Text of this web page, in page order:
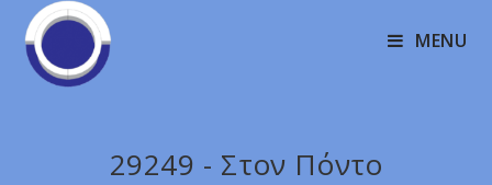
MENU
29249 - Στον Πόντο